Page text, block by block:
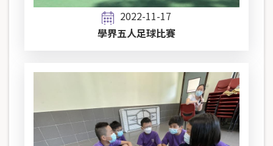
2022-11-17
學界五人足球比賽